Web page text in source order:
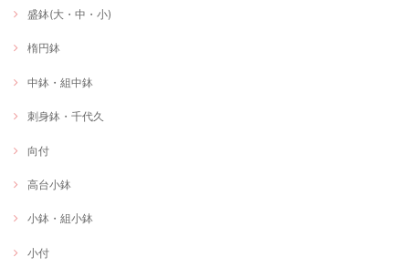
盛鉢(大・中・小)
楕円鉢
中鉢・組中鉢
刺身鉢・千代久
向付
高台小鉢
小鉢・組小鉢
小付